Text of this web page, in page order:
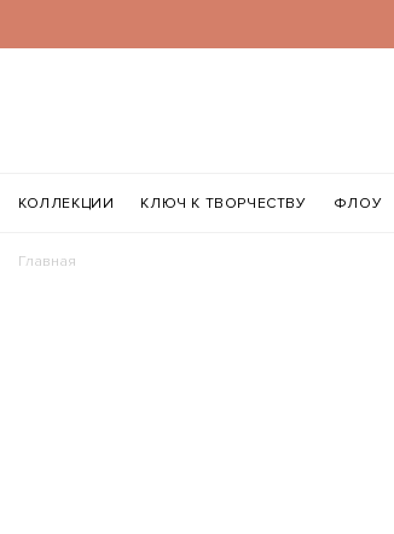
КОЛЛЕКЦИИ КЛЮЧ К ТВОРЧЕСТВУ ФЛОУ
Главная